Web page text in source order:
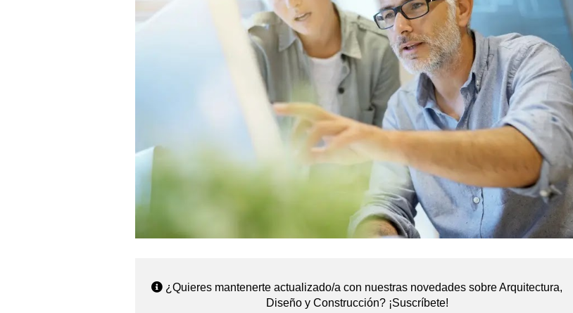
¿Quieres mantenerte actualizado/a con nuestras novedades sobre Arquitectura,
Diseño y Construcción? ¡Suscríbete!